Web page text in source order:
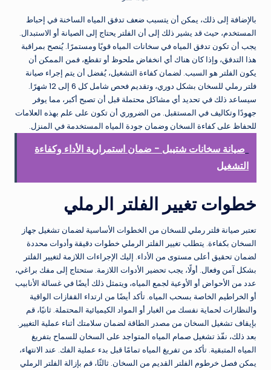
بالإضافة إلى ذلك، يمكن أن يتسبب ضعف تدفق المياه الساخنة في إحباط
المستخدم، حيث قد يشير ذلك إلى أن الفلتر يحتاج إلى الصيانة أو الاستبدال.
يجب أن تكون تدفق المياه في سخانات المياه قويًا ومستمرًا. يُنصح بمراقبة
هذا التدفق، وإذا كان هناك أي انخفاض ملحوظ أو تقطع، فمن الممكن أن
يكون الفلتر هو السبب. لضمان كفاءة التشغيل، يُفضل أن يتم إجراء صيانة
فلتر رملي للسخان بشكل دوري، وتقديم فحص شامل كل 6 إلى 12 شهرًا.
سيساعد ذلك في تحديد أي مشاكل محتملة قبل أن تصبح أكبر، مما يوفر
جهودًا وتكاليف في المستقبل. من الضروري أن تكون على علم بهذه العلامات
للحفاظ على كفاءة السخان وضمان جودة المياه المستخدمة في المنزل.
صيانة سخانات شتيبل - ضمان استمرارية الأداء وكفاءة
التشغيل
خطوات تغيير الفلتر الرملي
تعتبر صيانة فلتر رملي للسخان من الخطوات الأساسية لضمان تشغيل جهاز
السخان بكفاءة. يتطلب تغيير الفلتر الرملي خطوات دقيقة وأدوات محددة
لضمان تحقيق أعلى مستوى من الأداء. إليك الإجراءات اللازمة لتغيير الفلتر
بشكل آمن وفعال. أولًا، يجب تحضير الأدوات اللازمة. ستحتاج إلى مفك براغي،
عدد من الأحواض أو الأوعية لجمع المياه، ويتمثل ذلك أيضًا في غسالة الأنابيب
أو الخراطيم الخاصة بسحب المياه. تأكد أيضًا من ارتداء القفازات الواقية
والنظارات لحماية نفسك من الغبار أو المواد الكيميائية المحتملة. ثانيًا، قم
بإيقاف تشغيل السخان من مصدر الطاقة لضمان سلامتك أثناء عملية التغيير.
بعد ذلك، نفّذ تشغيل صمام المياه المتواجد على السخان للسماح بتفريغ
المياه المتبقية. تأكد من تفريغ المياه تمامًا قبل بدء عملية الفك. عند الانتهاء،
يمكن فصل خرطوم الفلتر القديم من السخان. ثالثًا، قم بإزالة الفلتر الرملي